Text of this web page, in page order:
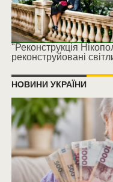
"Реконструкція
реконструйовані
НОВИНИ УКРАЇНИ